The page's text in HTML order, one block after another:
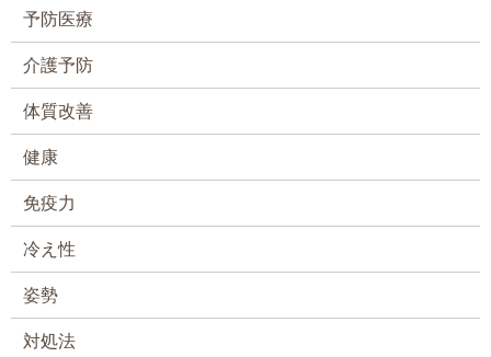
予防医療
介護予防
体質改善
健康
免疫力
冷え性
姿勢
対処法